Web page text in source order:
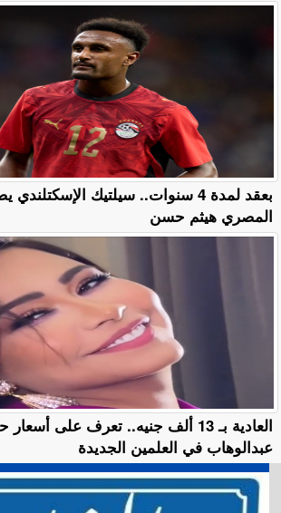
بعقد لمدة 4 سنوات.. سيلتيك
المصري هيثم حسن
العادية بـ 13 ألف جنيه.. تعرف على
عبدالوهاب في العلمين الجديدة